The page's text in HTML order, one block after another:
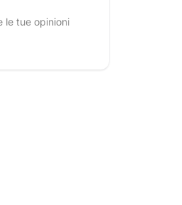
le tue opinioni